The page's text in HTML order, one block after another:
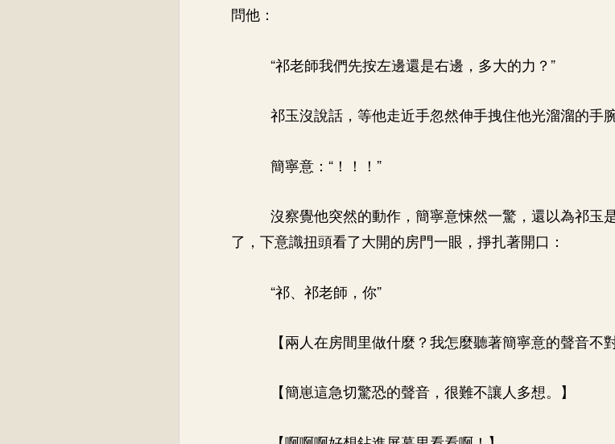
問他：
“祁老師我們先按左邊還是右邊，多大的力？”
祁玉沒說話，等他走近手忽然伸手拽住他光溜溜的手
簡寧意：“！！！”
沒察覺他突然的動作，簡寧意悚然一驚，還以為祁玉
了，下意識扭頭看了大開的房門一眼，掙扎著開口：
“祁、祁老師，你”
【兩人在房間里做什麼？我怎麼聽著簡寧意的聲音不對
【簡崽這急切驚恐的聲音，很難不讓人多想。】